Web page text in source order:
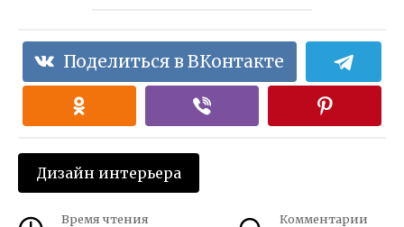
Поделиться в ВКонтакте
Дизайн интерьера
Время чтения Комментарии